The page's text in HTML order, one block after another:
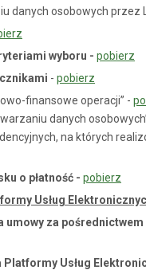
danych osobowych przez
wyboru - pobierz
- pobierz
finansowe operacji” -
danych
na których
o płatność - pobierz
Usług
umowy za
Usług